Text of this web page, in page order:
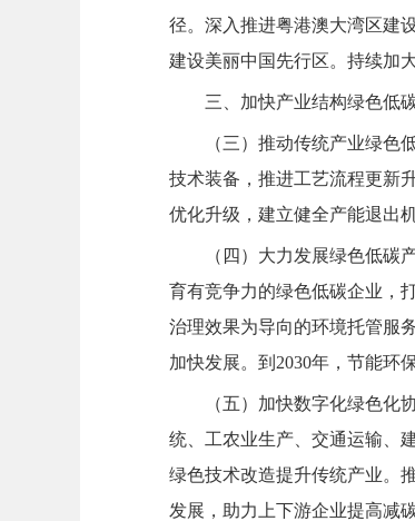
径。深入推进粤港澳大湾区建
建设美丽中国先行区。持续加
三、 加快产业结构绿色低
（三）推动传统产业绿
技术装备，推进工艺流程更新
优化升级，建立健全产能退出
（四）大力发展绿色低
育有竞争力的绿色低碳企业，
治理效果为导向的环境托管服
加快发展。到2030年，节能环
（五）加快数字化绿色
统、工农业生产、交通运输、
绿色技术改造提升传统产业。
发展，助力上下游企业提高减